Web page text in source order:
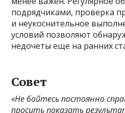
подрядчиками, проверка
и неукоснительное
условий позволяют
недочеты еще на ранних
Совет
«Не бойтесь постоянно
просить показать